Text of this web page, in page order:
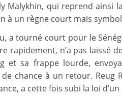
Malykhin, qui reprend ainsi
à un règne court mais
a tourné court pour le
rapidement, n’a pas laissé
et sa frappe lourde,
chance à un retour. Reug
a cette fois subi la loi